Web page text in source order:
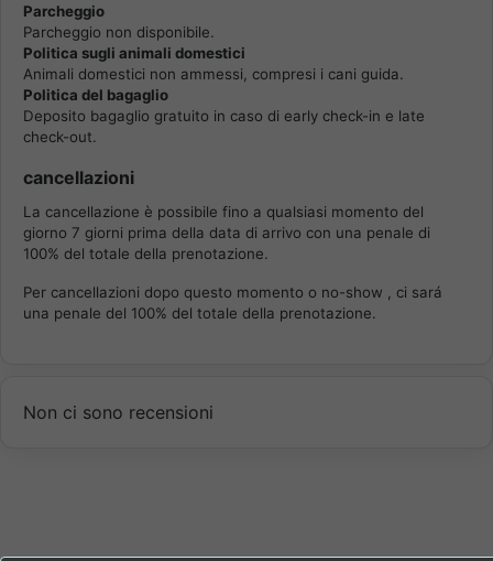
Parcheggio
Parcheggio non disponibile.
Politica sugli animali domestici
Animali domestici non ammessi, compresi i cani guida.
Politica del bagaglio
Deposito bagaglio gratuito in caso di early check-in e late
check-out.
cancellazioni
La cancellazione è possibile fino a qualsiasi momento del
giorno 7 giorni prima della data di arrivo con una penale di
100% del totale della prenotazione.
Per cancellazioni dopo questo momento o no-show , ci sará
una penale del 100% del totale della prenotazione.
Non ci sono recensioni